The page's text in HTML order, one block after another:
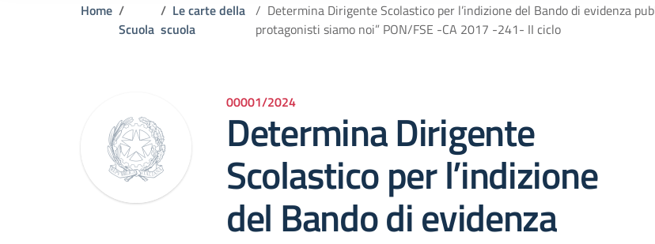
Home
Scuola
Le carte della
scuola
Determina Dirigente Scolastico per l’indizione del Bando di evidenza
protagonisti siamo noi” PON/FSE -CA 2017 -241- II ciclo
00001/2024
Determina Dirigente
Scolastico per l’indizione
del Bando di evidenza